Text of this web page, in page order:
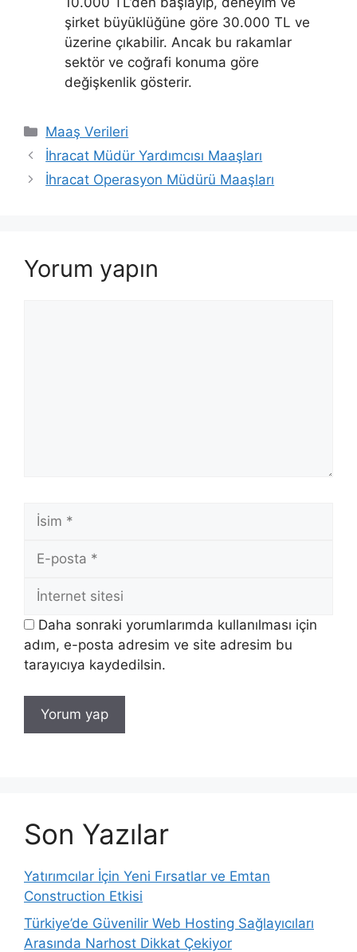
şirket büyüklüğüne göre 30.000 TL ve
üzerine çıkabilir. Ancak bu rakamlar
sektör ve coğrafi konuma göre
değişkenlik gösterir.
Kategoriler
Maaş Verileri
İhracat Müdür Yardımcısı Maaşları
İhracat Operasyon Müdürü Maaşları
Yorum yapın
İsim
posta
İnternet
Daha sonraki yorumlarımda kullanılması için
adım, e-posta adresim ve site adresim bu
tarayıcıya kaydedilsin.
Son Yazılar
Yatırımcılar İçin Yeni Fırsatlar ve Emtan
Construction Etkisi
Türkiye’de Güvenilir Web Hosting Sağlayıcıları
Arasında Narhost Dikkat Çekiyor